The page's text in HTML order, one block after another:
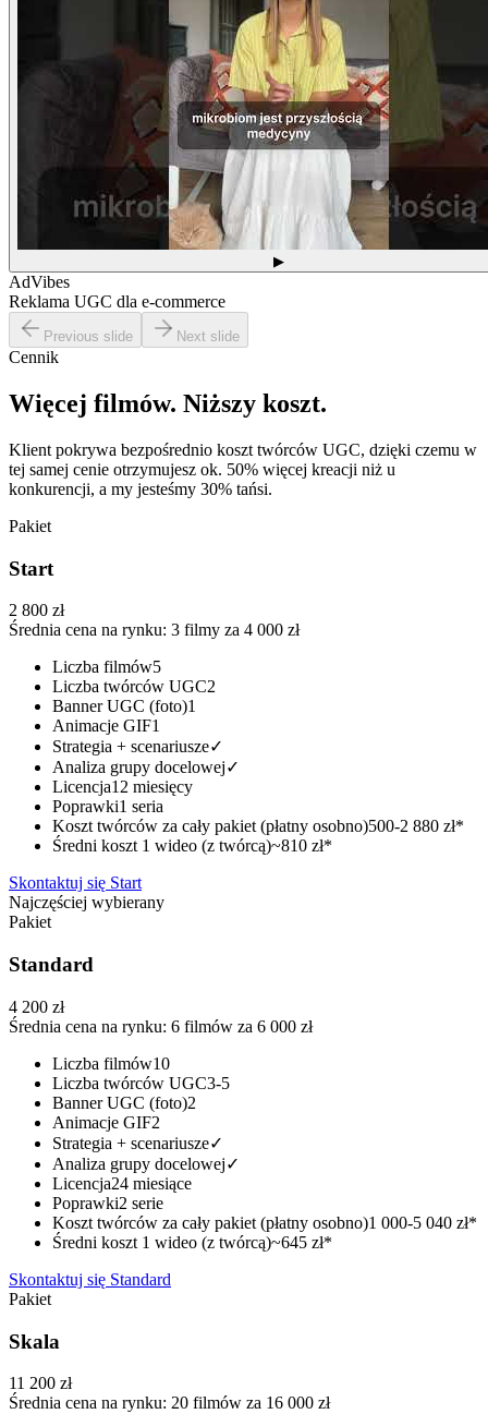
▶
AdVibes
Reklama UGC dla e-commerce
Previous slide Next slide
Cennik
Więcej filmów. Niższy koszt.
Klient pokrywa bezpośrednio koszt twórców UGC, dzięki czemu w
tej samej cenie otrzymujesz ok. 50% więcej kreacji niż u
konkurencji, a my jesteśmy 30% tańsi.
Pakiet
Start
2 800 zł
Średnia cena na rynku: 3 filmy za 4 000 zł
Liczba filmów5
Liczba twórców UGC2
Banner UGC (foto)1
Animacje GIF1
Strategia + scenariusze✓
Analiza grupy docelowej✓
Licencja12 miesięcy
Poprawki1 seria
Koszt twórców za cały pakiet (płatny osobno)500-2 880 zł*
Średni koszt 1 wideo (z twórcą)~810 zł*
Skontaktuj się Start
Najczęściej wybierany
Pakiet
Standard
4 200 zł
Średnia cena na rynku: 6 filmów za 6 000 zł
Liczba filmów10
Liczba twórców UGC3-5
Banner UGC (foto)2
Animacje GIF2
Strategia + scenariusze✓
Analiza grupy docelowej✓
Licencja24 miesiące
Poprawki2 serie
Koszt twórców za cały pakiet (płatny osobno)1 000-5 040 zł*
Średni koszt 1 wideo (z twórcą)~645 zł*
Skontaktuj się Standard
Pakiet
Skala
11 200 zł
Średnia cena na rynku: 20 filmów za 16 000 zł